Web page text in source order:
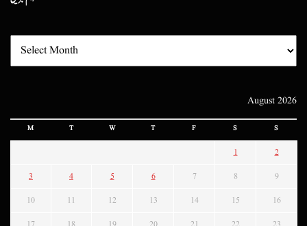
August 2026
M T W T F S S
1 2
3 4 5 6 7 8 9
10 11 12 13 14 15 16